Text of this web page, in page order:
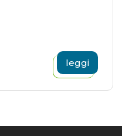
leggi